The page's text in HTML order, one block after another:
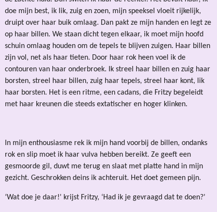
doe mijn best, ik lik, zuig en zoen, mijn speeksel vloeit rijkelijk,
druipt over haar buik omlaag. Dan pakt ze mijn handen en legt ze
op haar billen. We staan dicht tegen elkaar, ik moet mijn hoofd
schuin omlaag houden om de tepels te blijven zuigen. Haar billen
zijn vol, net als haar tieten. Door haar rok heen voel ik de
contouren van haar onderbroek. Ik streel haar billen en zuig haar
borsten, streel haar billen, zuig haar tepels, streel haar kont, lik
haar borsten. Het is een ritme, een cadans, die Fritzy begeleidt
met haar kreunen die steeds extatischer en hoger klinken.
In mijn enthousiasme rek ik mijn hand voorbij de billen, ondanks
rok en slip moet ik haar vulva hebben bereikt. Ze geeft een
gesmoorde gil, duwt me terug en slaat met platte hand in mijn
gezicht. Geschrokken deins ik achteruit. Het doet gemeen pijn.
‘Wat doe je daar!’ krijst Fritzy, ‘Had ik je gevraagd dat te doen?’